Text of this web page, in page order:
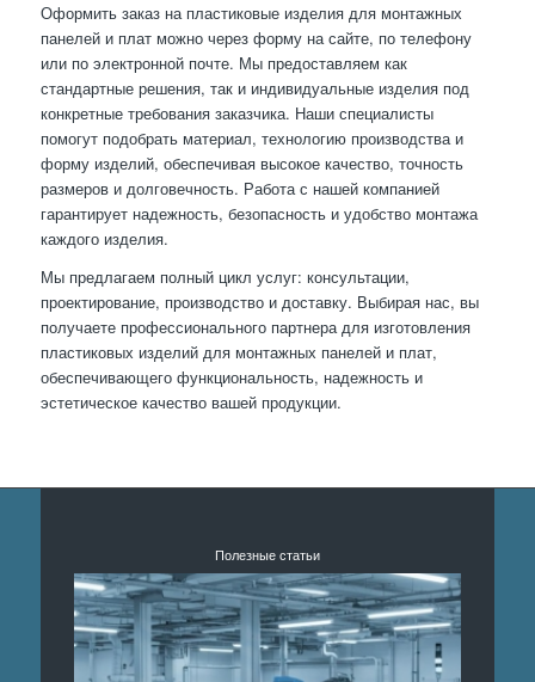
Оформить заказ на пластиковые изделия для монтажных
панелей и плат можно через форму на сайте, по телефону
или по электронной почте. Мы предоставляем как
стандартные решения, так и индивидуальные изделия под
конкретные требования заказчика. Наши специалисты
помогут подобрать материал, технологию производства и
форму изделий, обеспечивая высокое качество, точность
размеров и долговечность. Работа с нашей компанией
гарантирует надежность, безопасность и удобство монтажа
каждого изделия.
Мы предлагаем полный цикл услуг: консультации,
проектирование, производство и доставку. Выбирая нас, вы
получаете профессионального партнера для изготовления
пластиковых изделий для монтажных панелей и плат,
обеспечивающего функциональность, надежность и
эстетическое качество вашей продукции.
Полезные статьи